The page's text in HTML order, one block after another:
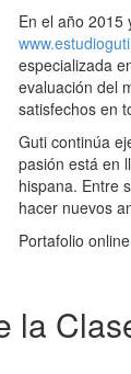
En el año 2015
especializada
evaluación del
satisfechos en
Guti continúa
pasión está en
hispana. Entre
hacer nuevos
Portafolio online
la